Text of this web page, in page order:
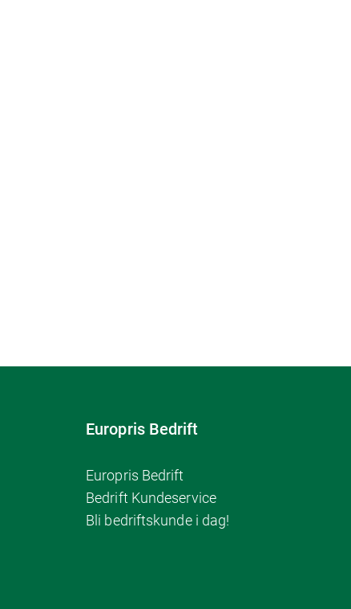
Europris Bedrift
Europris Bedrift
Bedrift Kundeservice
Bli bedriftskunde i dag!